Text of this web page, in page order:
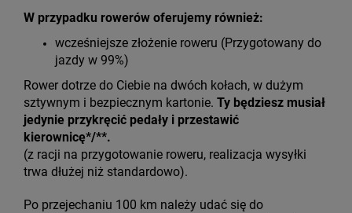
W przypadku rowerów oferujemy również:
wcześniejsze złożenie roweru (Przygotowany do
jazdy w 99%)
Rower dotrze do Ciebie na dwóch kołach, w dużym
sztywnym i bezpiecznym kartonie. Ty będziesz musiał
jedynie przykręcić pedały i przestawić
kierownicę*/**.
(z racji na przygotowanie roweru, realizacja wysyłki
trwa dłużej niż standardowo).
Po przejechaniu 100 km należy udać się do